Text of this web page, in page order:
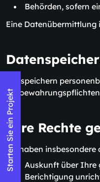
Starten Sie ein Projekt
Behörden, sofern
Eine Datenübermittlung
Wir speichern
Ihre Rechte
Sie haben insbesondere
Auskunft über Ihre
Berichtigung